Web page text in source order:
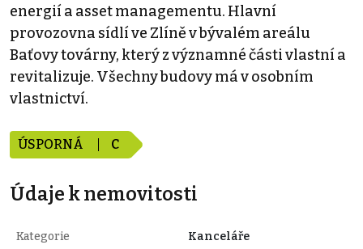
energií a asset managementu. Hlavní
provozovna sídlí ve Zlíně v bývalém areálu
Baťovy továrny, který z významné části vlastní a
revitalizuje. Všechny budovy má v osobním
vlastnictví.
ÚSPORNÁ C
Údaje k nemovitosti
Kategorie Kanceláře